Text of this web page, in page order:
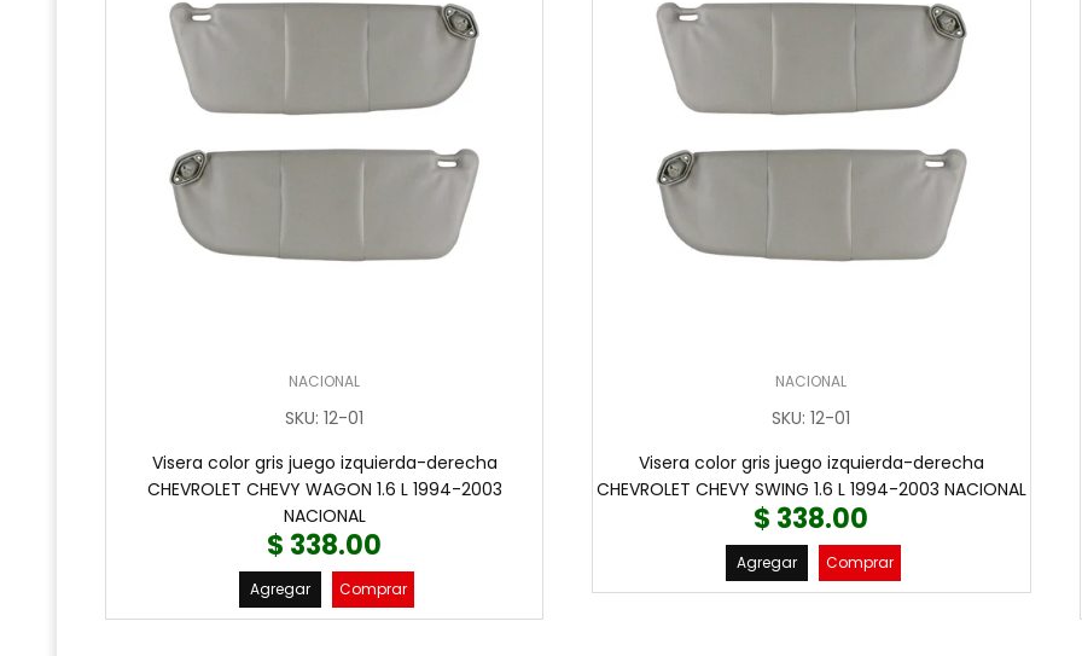
NACIONAL
SKU:12-01
Visera color gris juego izquierda-derecha
CHEVROLET CHEVY WAGON 1.6 L 1994-2003
NACIONAL
$ 338.00
Agregar Comprar
NACIONAL
SKU:12-01
Visera color gris juego izquierda-derecha
CHEVROLET CHEVY SWING 1.6 L 1994-2003 NACIONAL
$ 338.00
Agregar Comprar